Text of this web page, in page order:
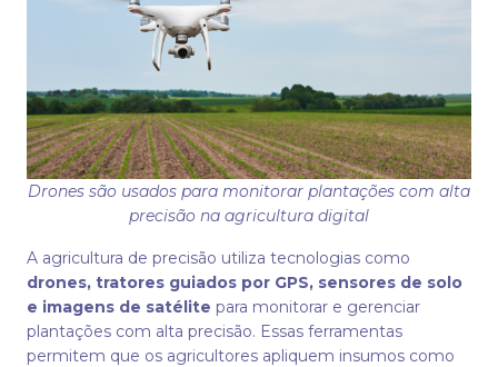
Drones são usados para monitorar plantações com alta
precisão na agricultura digital
A agricultura de precisão utiliza tecnologias como
drones, tratores guiados por GPS, sensores de solo
e imagens de satélite para monitorar e gerenciar
plantações com alta precisão. Essas ferramentas
permitem que os agricultores apliquem insumos como